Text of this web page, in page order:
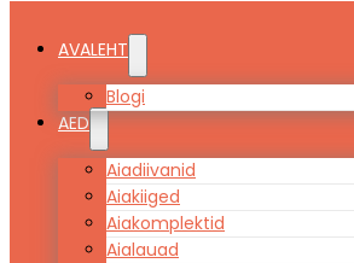
AVALEHT
Blogi
AED
Aiadiivanid
Aiakiiged
Aiakomplektid
Aialauad